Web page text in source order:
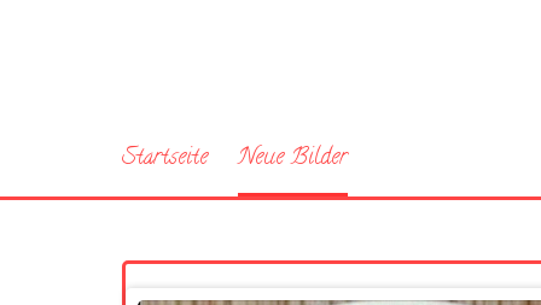
Startseite Neue Bilder